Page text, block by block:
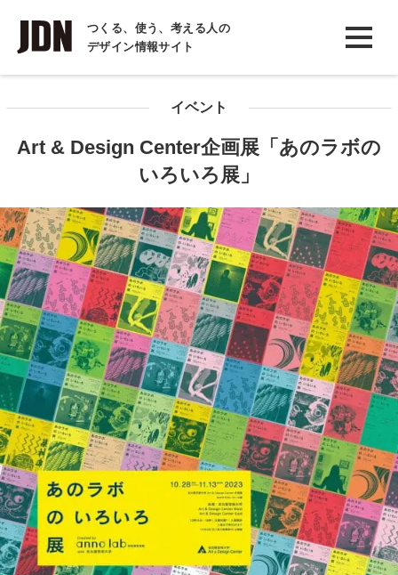
つくる、使う、考える人の
デザイン情報サイト
INTERVIEW
インタビュー
イベント
Art & Design Center企画展「あのラボの
いろいろ展」